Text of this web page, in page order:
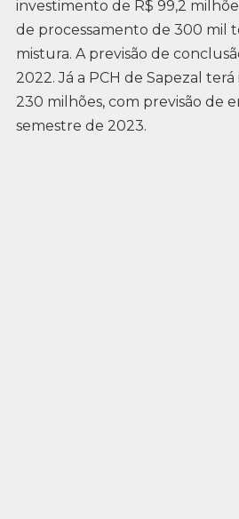
investimento de R$ 99,2
de processamento de 300 mil
mistura. A previsão de
2022. Já a PCH de Sapezal
230 milhões, com previsão de
semestre de 2023.